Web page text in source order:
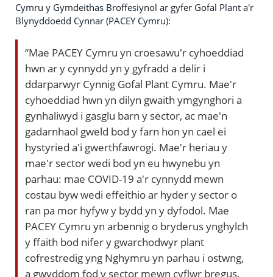
Cymru y Gymdeithas Broffesiynol ar gyfer Gofal Plant a'r
Blynyddoedd Cynnar (PACEY Cymru):
“Mae PACEY Cymru yn croesawu'r cyhoeddiad
hwn ar y cynnydd yn y gyfradd a delir i
ddarparwyr Cynnig Gofal Plant Cymru. Mae'r
cyhoeddiad hwn yn dilyn gwaith ymgynghori a
gynhaliwyd i gasglu barn y sector, ac mae'n
gadarnhaol gweld bod y farn hon yn cael ei
hystyried a'i gwerthfawrogi. Mae'r heriau y
mae'r sector wedi bod yn eu hwynebu yn
parhau: mae COVID-19 a'r cynnydd mewn
costau byw wedi effeithio ar hyder y sector o
ran pa mor hyfyw y bydd yn y dyfodol. Mae
PACEY Cymru yn arbennig o bryderus ynghylch
y ffaith bod nifer y gwarchodwyr plant
cofrestredig yng Nghymru yn parhau i ostwng,
a gwyddom fod y sector mewn cyflwr bregus.